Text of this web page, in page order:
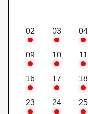
02 03 04
09 10 11
16 17 18
23 24 25